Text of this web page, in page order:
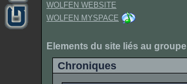
WOLFEN WEBSITE
WOLFEN MYSPACE
Elements du site liés au groupe
Chroniques